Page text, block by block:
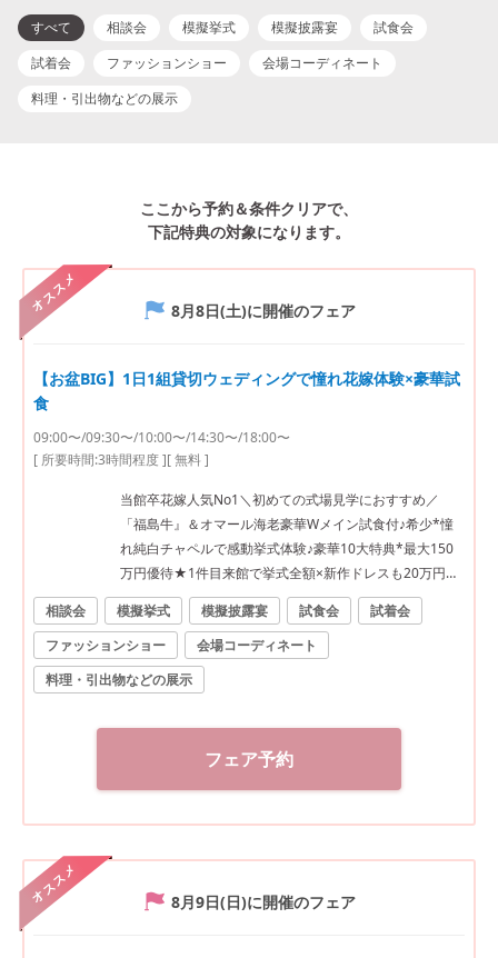
すべて 相談会 模擬挙式 模擬披露宴
試食会
試着会
ファッションショー
会場コーディネート
料理・引出物などの展示
ここから予約＆条件クリアで、
下記特典の対象になります。
オススメ 8月8日(土)に開催のフェア
【お盆BIG】1日1組貸切ウェディングで憧れ花嫁体験×豪華試
食
09:00〜/09:30〜/10:00〜/14:30〜/18:00〜
[ 所要時間:3時間程度][ 無料 ]
当館卒花嫁人気No1＼初めての式場見学におすすめ／
「福島牛』＆オマール海老豪華Wメイン試食付♪希少*憧
れ純白チャペルで感動挙式体験♪豪華10大特典*最大150
万円優待★1件目来館で挙式全額×新作ドレスも20万円優
待
相談会 模擬挙式 模擬披露宴 試食会
試着会
ファッションショー
会場コーディネート
料理・引出物などの展示
フェア予約
オススメ 8月9日(日)に開催のフェア